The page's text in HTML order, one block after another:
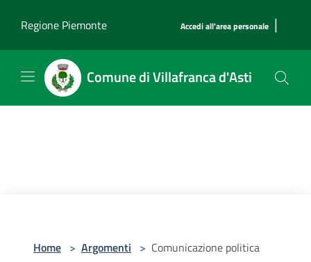
Regione Piemonte
Accedi all'area personale |
Comune di Villafranca d'Asti
Home > Argomenti > Comunicazione politica